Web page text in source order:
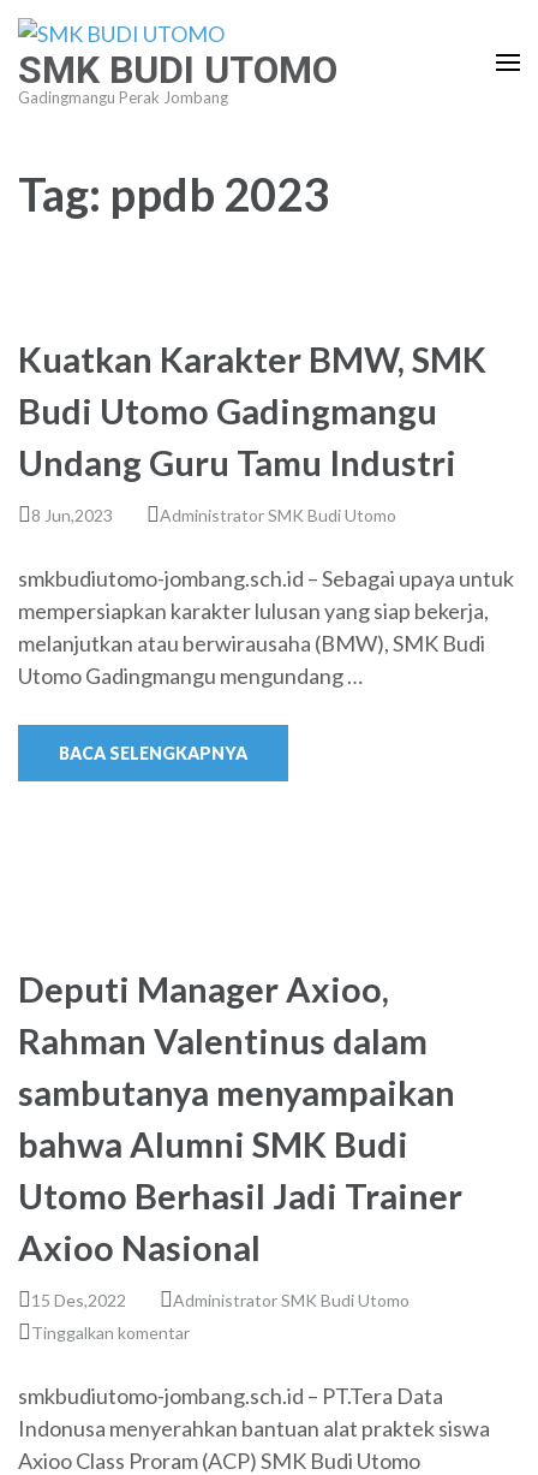
Lompat
konten
(Tekan
SMK BUDI UTOMO
Gadingmangu Perak Jombang
Tag: ppdb 2023
Kuatkan Karakter BMW, SMK
Budi Utomo Gadingmangu
Undang Guru Tamu Industri
8 Jun,2023 Administrator SMK Budi Utomo
smkbudiutomo-jombang.sch.id – Sebagai upaya untuk
mempersiapkan karakter lulusan yang siap bekerja,
melanjutkan atau berwirausaha (BMW), SMK Budi
Utomo Gadingmangu mengundang …
BACA SELENGKAPNYA
Deputi Manager Axioo,
Rahman Valentinus dalam
sambutanya menyampaikan
bahwa Alumni SMK Budi
Utomo Berhasil Jadi Trainer
Axioo Nasional
15 Des,2022
Administrator SMK Budi Utomo
Tinggalkan komentar
smkbudiutomo-jombang.sch.id – PT.Tera Data
Indonusa menyerahkan bantuan alat praktek siswa
Axioo Class Proram (ACP) SMK Budi Utomo